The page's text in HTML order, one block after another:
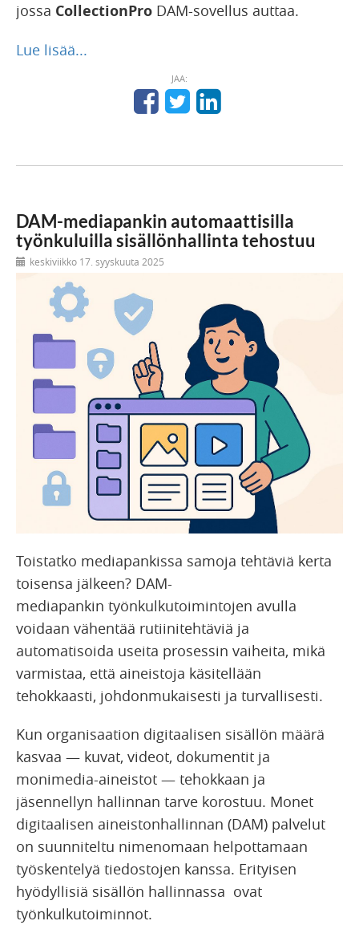
jossa CollectionPro DAM-sovellus auttaa.
Lue lisää...
JAA:
DAM-mediapankin automaattisilla
työnkuluilla sisällönhallinta tehostuu
keskiviikko 17. syyskuuta 2025
Toistatko mediapankissa samoja tehtäviä kerta
toisensa jälkeen? DAM-
mediapankin työnkulkutoimintojen avulla
voidaan vähentää rutiinitehtäviä ja
automatisoida useita prosessin vaiheita, mikä
varmistaa, että aineistoja käsitellään
tehokkaasti, johdonmukaisesti ja turvallisesti.
Kun organisaation digitaalisen sisällön määrä
kasvaa — kuvat, videot, dokumentit ja
monimedia-aineistot — tehokkaan ja
jäsennellyn hallinnan tarve korostuu. Monet
digitaalisen aineistonhallinnan (DAM) palvelut
on suunniteltu nimenomaan helpottamaan
työskentelyä tiedostojen kanssa. Erityisen
hyödyllisiä sisällön hallinnassa ovat
työnkulkutoiminnot.